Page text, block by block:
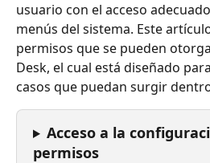
usuario con el acceso
menús del sistema. Este
permisos que se pueden
Desk, el cual está diseñado
casos que puedan surgir
Acceso a la
permisos